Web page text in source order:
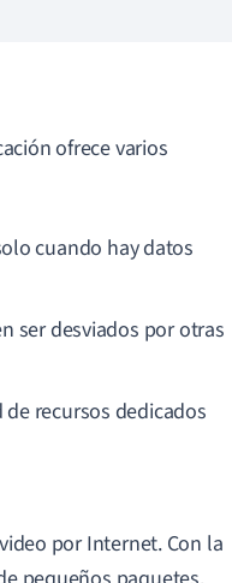
ofrece varios
cuando hay datos
ser desviados por otras
recursos dedicados
por Internet. Con la